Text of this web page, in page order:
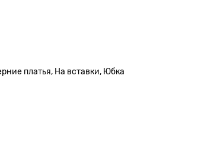
платья, На вставки, Юбка